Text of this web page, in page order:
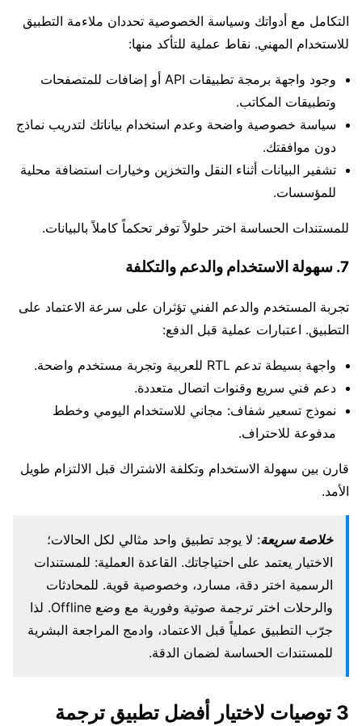
التكامل مع أدواتك وسياسة الخصوصية تحددان ملاءمة التطبيق
للاستخدام المهني. نقاط عملية للتأكد منها:
وجود واجهة برمجة تطبيقات API أو إضافات للمتصفحات
وتطبيقات المكاتب.
سياسة خصوصية واضحة وعدم استخدام بياناتك لتدريب نماذج
دون موافقتك.
تشفير البيانات أثناء النقل والتخزين وخيارات استضافة محلية
للمؤسسات.
للمستندات الحساسة اختر حلولاً توفر تحكماً كاملاً بالبيانات.
7. سهولة الاستخدام والدعم والتكلفة
تجربة المستخدم والدعم الفني تؤثران على سرعة الاعتماد على
التطبيق. اعتبارات عملية قبل الدفع:
واجهة بسيطة تدعم RTL للعربية وتجربة مستخدم واضحة.
دعم فني سريع وقنوات اتصال متعددة.
نموذج تسعير شفاف: مجاني للاستخدام اليومي وخطط
مدفوعة للاحتراف.
قارن بين سهولة الاستخدام وتكلفة الاشتراك قبل الالتزام طويل
الأمد.
خلاصة سريعة: لا يوجد تطبيق واحد مثالي لكل الحالات؛
الاختيار يعتمد على احتياجاتك. القاعدة العملية: للمستندات
الرسمية اختر دقة، مسارد، وخصوصية قوية. للمحادثات
والرحلات اختر ترجمة صوتية وفورية مع وضع Offline. لذا
جرّب التطبيق عملياً قبل الاعتماد، وادمج المراجعة البشرية
للمستندات الحساسة لضمان الدقة.
3 توصيات لاختيار أفضل تطبيق ترجمة